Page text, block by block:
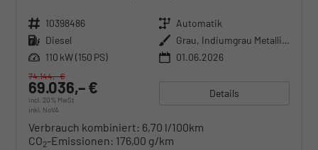
Fahrzeugnr. 10398486 Getriebe Automatik
Kraftstoff Diesel Außenfarbe
Grau, Indiumgrau Metallic (X3)
Leistung 110 kW (150 PS) 01.06.2026
69.036,– €
incl. 20% MwSt.
inkl. NoVA
74.144,– €
Details
Verbrauch kombiniert: 6,70 l/100km
CO2-Emissionen: 176,00 g/km